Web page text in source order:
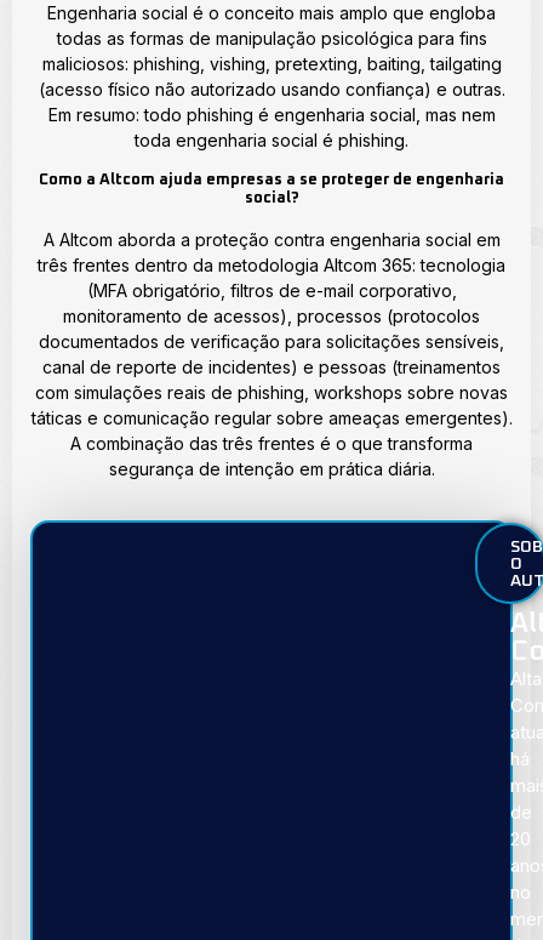
Engenharia social é o conceito mais amplo que engloba
todas as formas de manipulação psicológica para fins
maliciosos: phishing, vishing, pretexting, baiting, tailgating
(acesso físico não autorizado usando confiança) e outras.
Em resumo: todo phishing é engenharia social, mas nem
toda engenharia social é phishing.
Como a Altcom ajuda empresas a se proteger de engenharia
social?
A Altcom aborda a proteção contra engenharia social em
três frentes dentro da metodologia Altcom 365: tecnologia
(MFA obrigatório, filtros de e-mail corporativo,
monitoramento de acessos), processos (protocolos
documentados de verificação para solicitações sensíveis,
canal de reporte de incidentes) e pessoas (treinamentos
com simulações reais de phishing, workshops sobre novas
táticas e comunicação regular sobre ameaças emergentes).
A combinação das três frentes é o que transforma
segurança de intenção em prática diária.
O
há
de
20
no